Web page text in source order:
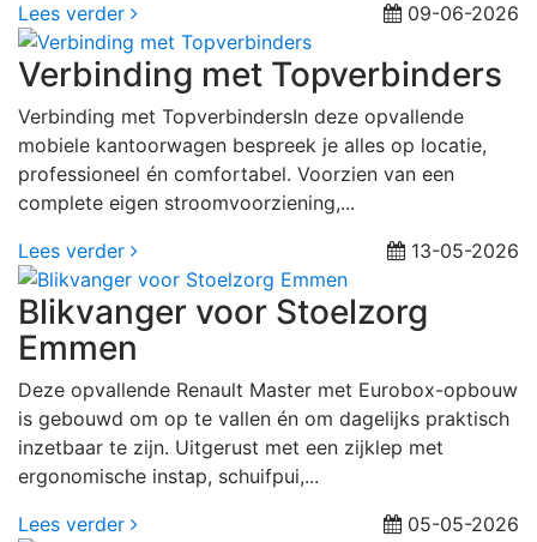
Lees verder
09-06-2026
Verbinding met Topverbinders
Verbinding met TopverbindersIn deze opvallende
mobiele kantoorwagen bespreek je alles op locatie,
professioneel én comfortabel. Voorzien van een
complete eigen stroomvoorziening,...
Lees verder
13-05-2026
Blikvanger voor Stoelzorg
Emmen
Deze opvallende Renault Master met Eurobox-opbouw
is gebouwd om op te vallen én om dagelijks praktisch
inzetbaar te zijn. Uitgerust met een zijklep met
ergonomische instap, schuifpui,...
Lees verder
05-05-2026